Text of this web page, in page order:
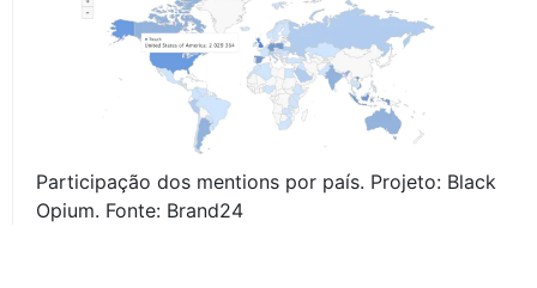
Participação dos mentions por país. Projeto: Black
Opium. Fonte: Brand24